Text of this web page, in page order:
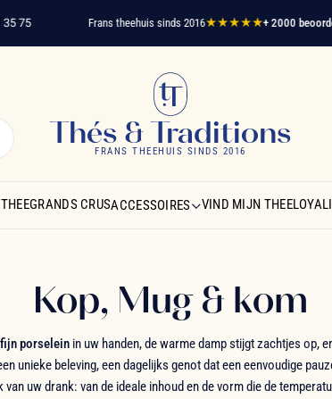
Frans theehuis sinds 2016★★★★★+ 2000 beoordelingen
Thés & Traditions
FRANS THEEHUIS SINDS 2016
GRANDS CRUSACCESSOIRES VIND MIJN THEE
Kop, Mug & kom
fijn porseleinin uw handen, de warme damp stijgt zachtjes op,
unieke beleving, een dagelijks genot dat een eenvoudige
uw drank: van de ideale inhoud en de vorm die de